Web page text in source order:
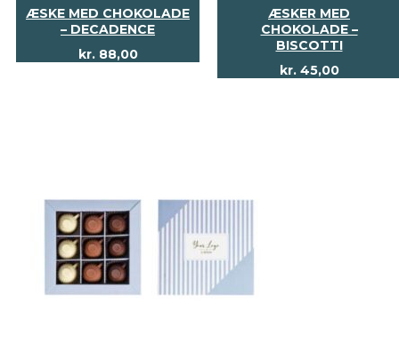
ÆSKE MED CHOKOLADE
– DECADENCE
kr.88,00
ÆSKER MED
CHOKOLADE –
BISCOTTI
kr.45,00